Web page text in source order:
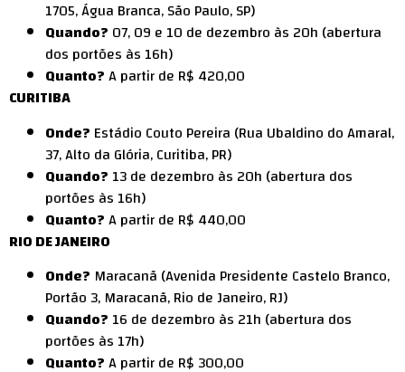
1705, Água Branca, São Paulo, SP)
Quando? 07, 09 e 10 de dezembro às 20h (abertura
dos portões às 16h)
Quanto?A partir de R$ 420,00
CURITIBA
Onde? Estádio Couto Pereira (Rua Ubaldino do Amaral,
37, Alto da Glória, Curitiba, PR)
Quando? 13 de dezembro às 20h (abertura dos
portões às 16h)
Quanto?A partir de R$ 440,00
RIO DE JANEIRO
Onde? Maracanã (Avenida Presidente Castelo Branco,
Portão 3, Maracanã, Rio de Janeiro, RJ)
Quando? 16 de dezembro às 21h (abertura dos
portões às 17h)
Quanto?A partir de R$ 300,00